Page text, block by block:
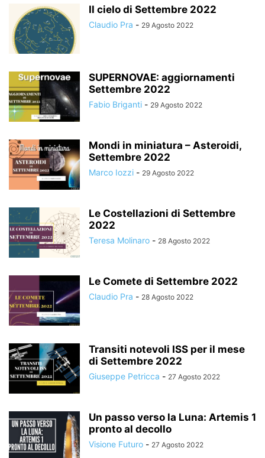
Il cielo di Settembre 2022
Claudio Pra - 29 Agosto 2022
SUPERNOVAE: aggiornamenti
Settembre 2022
Fabio Briganti - 29 Agosto 2022
Mondi in miniatura – Asteroidi,
Settembre 2022
Marco Iozzi - 29 Agosto 2022
Le Costellazioni di Settembre
2022
Teresa Molinaro - 28 Agosto 2022
Le Comete di Settembre 2022
Claudio Pra - 28 Agosto 2022
Transiti notevoli ISS per il mese
di Settembre 2022
Giuseppe Petricca - 27 Agosto 2022
Un passo verso la Luna: Artemis 1
pronto al decollo
Visione Futuro - 27 Agosto 2022